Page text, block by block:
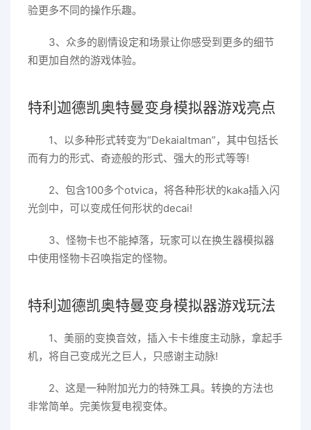
验更多不同的操作乐趣。
3、众多的剧情设定和场景让你感受到更多的细节
和更加自然的游戏体验。
特利迦德凯奥特曼变身模拟器游戏亮点
1、以多种形式转变为“Dekaialtman”，其中包括长
而有力的形式、奇迹般的形式、强大的形式等等!
2、包含100多个otvica，将各种形状的kaka插入闪
光剑中，可以变成任何形状的decai!
3、怪物卡也不能掉落，玩家可以在换生器模拟器
中使用怪物卡召唤指定的怪物。
特利迦德凯奥特曼变身模拟器游戏玩法
1、美丽的变换音效，插入卡卡维度主动脉，拿起手
机，将自己变成光之巨人，只感谢主动脉!
2、这是一种附加光力的特殊工具。转换的方法也
非常简单。完美恢复电视变体。